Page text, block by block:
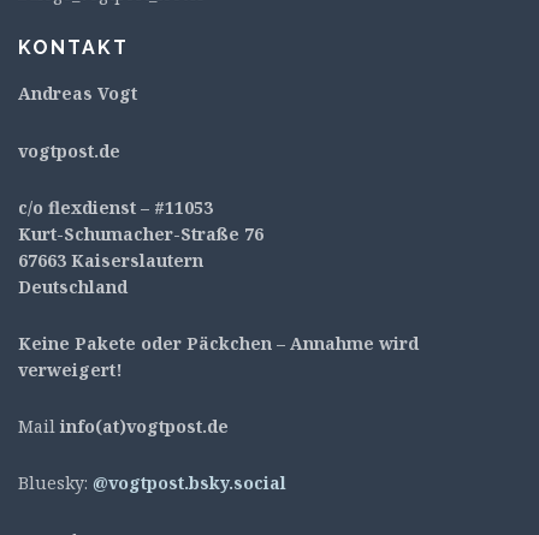
KONTAKT
Andreas Vogt
vogtpost.de
c/o flexdienst – #11053
Kurt-Schumacher-Straße 76
67663 Kaiserslautern
Deutschland
Keine Pakete oder Päckchen – Annahme wird
verweigert!
Mail info(at)vogtpost.de
Bluesky: @vogtpost.bsky.social